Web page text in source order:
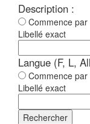
Description :
Commence par
Libellé exact
Langue (F, L,
Commence par
Libellé exact
Rechercher